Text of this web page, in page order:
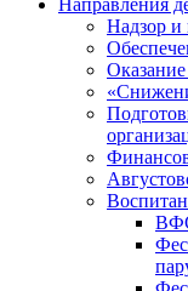
Направления
Надзор и